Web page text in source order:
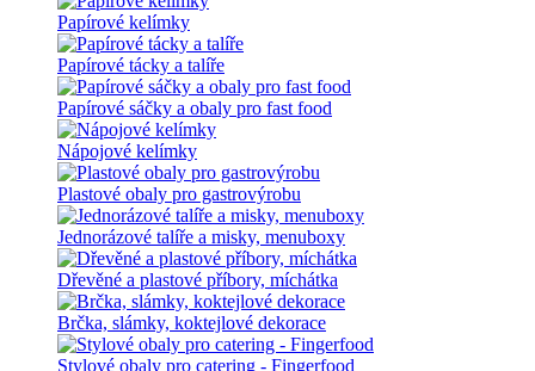
Papírové kelímky
Papírové tácky a talíře
Papírové sáčky a obaly pro fast food
Nápojové kelímky
Plastové obaly pro gastrovýrobu
Jednorázové talíře a misky, menuboxy
Dřevěné a plastové příbory, míchátka
Brčka, slámky, koktejlové dekorace
Stylové obaly pro catering - Fingerfood